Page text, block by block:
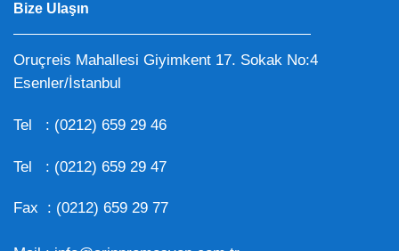
Bize Ulaşın
Oruçreis Mahallesi Giyimkent 17. Sokak No:4
Esenler/İstanbul
Tel : (0212) 659 29 46
Tel : (0212) 659 29 47
Fax : (0212) 659 29 77